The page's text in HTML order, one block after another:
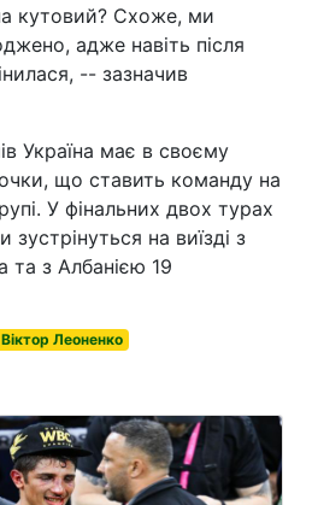
кутовий? Схоже, ми
адже навіть після
-- зазначив
Україна має в своєму
що ставить команду на
У фінальних двох турах
зустрінуться на виїзді з
та з Албанією 19
Віктор Леоненко